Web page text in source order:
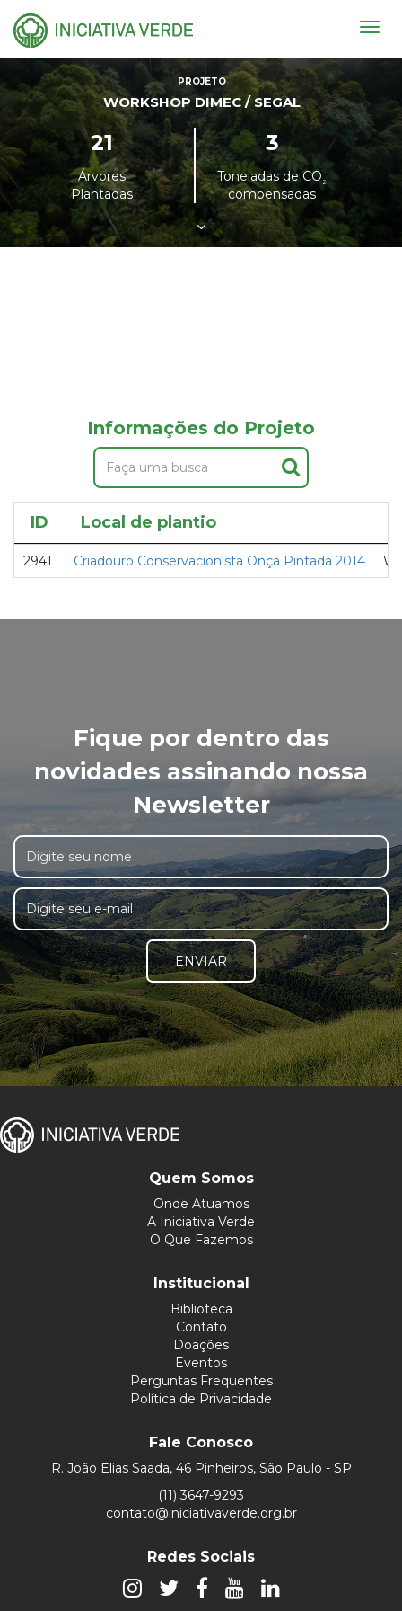
PROJETO
WORKSHOP DIMEC / SEGAL
21
Árvores
Plantadas
3
Toneladas de CO²
compensadas
Informações do Projeto
ID Local de plantio
2941 Criadouro Conservacionista Onça Pintada 2014
Fique por dentro das
novidades assinando nossa
Newsletter
ENVIAR
Quem Somos
Onde Atuamos
A Iniciativa Verde
O Que Fazemos
Institucional
Biblioteca
Contato
Doações
Eventos
Perguntas Frequentes
Política de Privacidade
Fale Conosco
R. João Elias Saada, 46 Pinheiros, São Paulo - SP
(11) 3647-9293
contato@iniciativaverde.org.br
Redes Sociais